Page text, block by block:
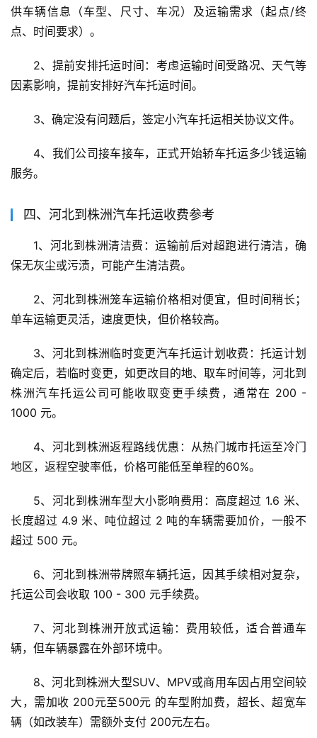
供车辆信息（车型、尺寸、车况）及运输需求（起点/终
点、时间要求）。
2、提前安排托运时间：考虑运输时间受路况、天气等
因素影响，提前安排好汽车托运时间。
3、确定没有问题后，签定小汽车托运相关协议文件。
4、我们公司接车接车，正式开始轿车托运多少钱运输
服务。
四、河北到株洲汽车托运收费参考
1、河北到株洲清洁费：运输前后对超跑进行清洁，确
保无灰尘或污渍，可能产生清洁费。
2、河北到株洲笼车运输价格相对便宜，但时间稍长；
单车运输更灵活，速度更快，但价格较高。
3、河北到株洲临时变更汽车托运计划收费：托运计划
确定后，若临时变更，如更改目的地、取车时间等，河北到
株洲汽车托运公司可能收取变更手续费，通常在 200 -
1000 元。
4、河北到株洲返程路线优惠：从热门城市托运至冷门
地区，返程空驶率低，价格可能低至单程的60%。
5、河北到株洲车型大小影响费用：高度超过 1.6 米、
长度超过 4.9 米、吨位超过 2 吨的车辆需要加价，一般不
超过 500 元。
6、河北到株洲带牌照车辆托运，因其手续相对复杂，
托运公司会收取 100 - 300 元手续费。
7、河北到株洲开放式运输：费用较低，适合普通车
辆，但车辆暴露在外部环境中。
8、河北到株洲大型SUV、MPV或商用车因占用空间较
大，需加收 200元至500元 的车型附加费，超长、超宽车
辆（如改装车）需额外支付 200元左右。